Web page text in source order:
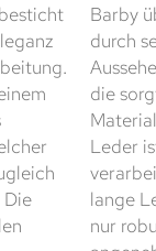
Die
Barby
durch
die
Leder
lange
nur